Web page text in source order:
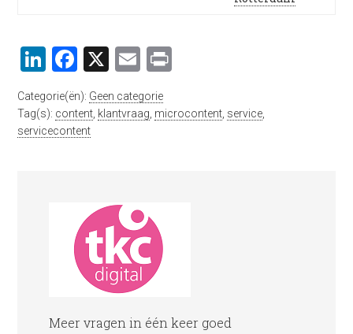
LinkedIn
Facebook
X Email
Categorie(ën): Geen categorie
Tag(s): content klantvraag microcontent service
servicecontent
Meer vragen in één keer goed